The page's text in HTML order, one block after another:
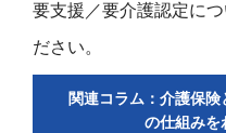
要支援／要介護認定に
ださい。
関連コラム：介護保
の仕組みを